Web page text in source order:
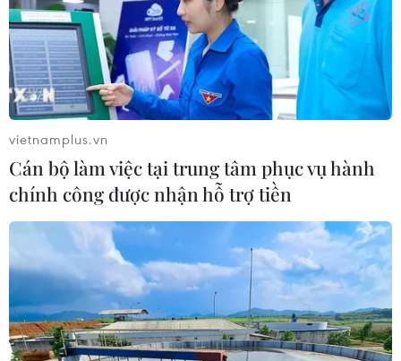
Anh và Tây Ban Nha tiếp tục ghi nhận
hàng trăm ca tử vong do COVID-19
18/04/2020 14:17
Anh ghi nhận thêm 888 ca tử vong do COVID-19, trong
khi Tây Ban Nha thông báo có thêm 565 người chết vì
dịch bệnh viêm đường hô hấp này.
vietnamplus.vn
Cán bộ làm việc tại trung tâm phục vụ hành
chính công được nhận hỗ trợ tiền